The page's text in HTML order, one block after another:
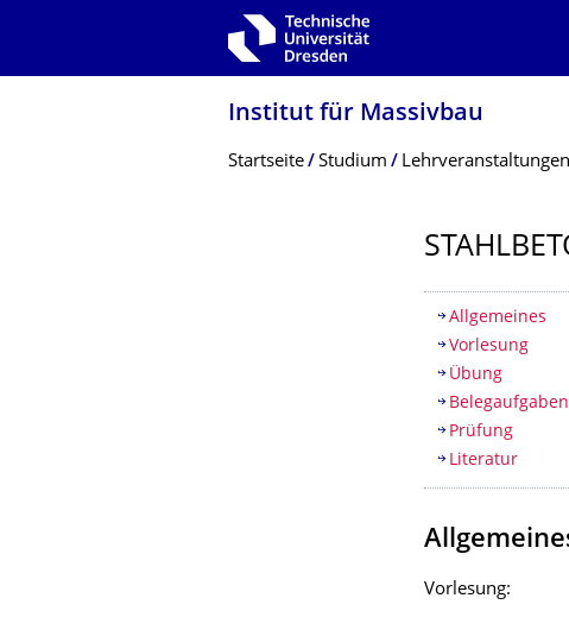
Zur Hauptnavigation springen
Institut für Massivbau
Breadcrumb-Menü
Startseite Studium Lehrveranstaltungen
Allgemeines
Vorlesung
Übung
Belegaufgaben
Prüfung
Literatur
Vorlesung: